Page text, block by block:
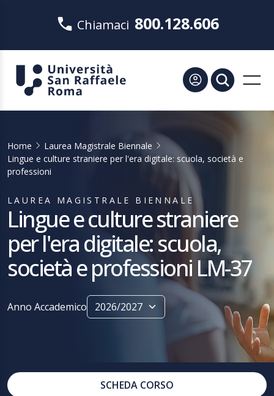
Chiamaci 800.128.606
Home
Laurea Magistrale Biennale
Lingue e culture straniere per l'era digitale: scuola, società e
professioni
LAUREA MAGISTRALE BIENNALE
Lingue e culture straniere
per l'era digitale: scuola,
società e professioni LM-37
Anno Accademico
SCHEDA CORSO